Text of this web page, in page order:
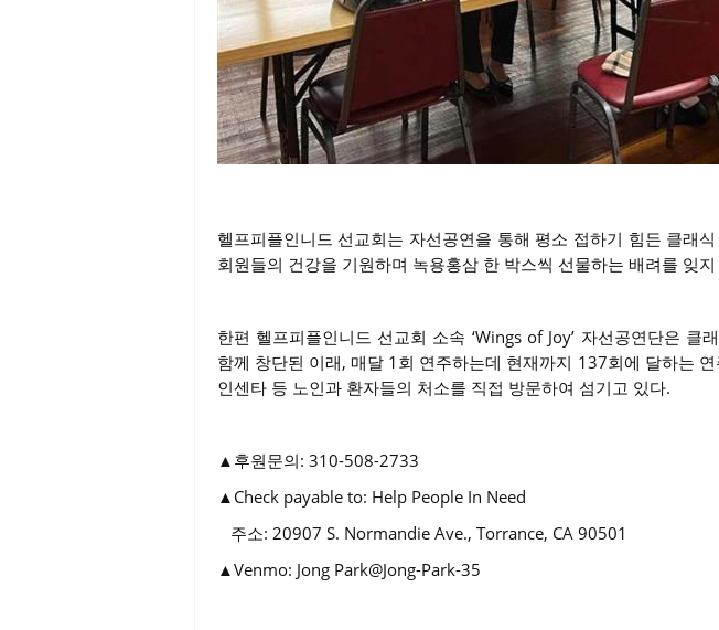
헬프피플인니드 선교회는 자선공연을 통해 평소 접하기 힘든 클래
회원들의 건강을 기원하며 녹용홍삼 한 박스씩 선물하는 배려를 잊
한편 헬프피플인니드 선교회 소속 ‘Wings of Joy’ 자선공연단은
함께 창단된 이래, 매달 1회 연주하는데 현재까지 137회에 달하는
인센타 등 노인과 환자들의 처소를 직접 방문하여 섬기고 있다.
▲후원문의: 310-508-2733
▲Check payable to: Help People In Need
주소: 20907 S. Normandie Ave., Torrance, CA 90501
▲Venmo: Jong Park@Jong-Park-35